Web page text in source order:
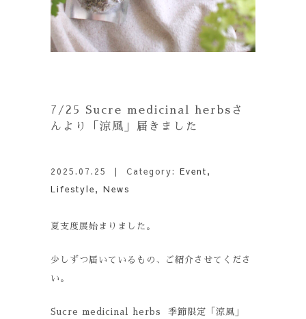
7/25 Sucre medicinal herbsさ
んより「涼風」届きました
2025.07.25 | Category: Event,
Lifestyle, News
夏支度展始まりました。
少しずつ届いているもの、ご紹介させてくださ
い。
Sucre medicinal herbs 季節限定「涼風」